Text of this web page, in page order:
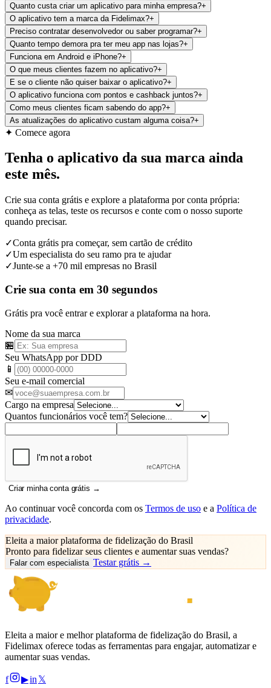
Quanto custa criar um aplicativo para minha empresa?+
O aplicativo tem a marca da Fidelimax?+
Preciso contratar desenvolvedor ou saber programar?+
Quanto tempo demora pra ter meu app nas lojas?+
Funciona em Android e iPhone?+
O que meus clientes fazem no aplicativo?+
E se o cliente não quiser baixar o aplicativo?+
O aplicativo funciona com pontos e cashback juntos?+
Como meus clientes ficam sabendo do app?+
As atualizações do aplicativo custam alguma coisa?+
✦ Comece agora
Tenha o aplicativo da sua marca ainda
este mês.
Crie sua conta grátis e explore a plataforma por conta própria:
conheça as telas, teste os recursos e conte com o nosso suporte
quando precisar.
✓Conta grátis pra começar, sem cartão de crédito
✓Um especialista do seu ramo pra te ajudar
✓Junte-se a +70 mil empresas no Brasil
Crie sua conta em 30 segundos
Grátis pra você entrar e explorar a plataforma na hora.
Nome da sua marca
🏪
Seu WhatsApp por DDD
📱
Seu e-mail comercial
✉
Cargo na empresa
Quantos funcionários você tem?
Criar minha conta grátis →
Ao continuar você concorda com os Termos de uso e a Política de
privacidade.
Eleita a maior plataforma de fidelização do Brasil
Pronto para fidelizar seus clientes e aumentar suas vendas?
Falar com especialista Testar grátis →
Eleita a maior e melhor plataforma de fidelização do Brasil, a
Fidelimax oferece todas as ferramentas para engajar, automatizar e
aumentar suas vendas.
f ▶in 𝕏